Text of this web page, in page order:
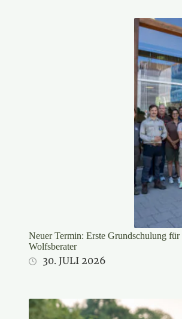
Neuer Termin: Erste Grundschulung für
Wolfsberater
30. JULI 2026